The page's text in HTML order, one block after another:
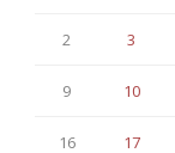
2 3
9 10
16 17